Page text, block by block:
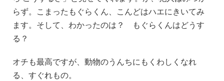
らず。こまったもぐらくん、こんどはハエにきいてみ
ます。そして、わかったのは？ もぐらくんはどうす
る？
オチも最高ですが、動物のうんちにもくわしくなれ
る、すぐれもの。